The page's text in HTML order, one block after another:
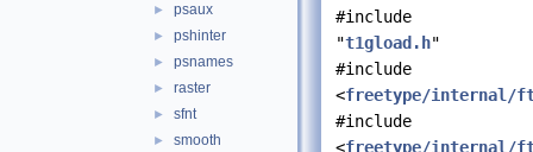
► psaux
► pshinter
► psnames
► raster
► sfnt
► smooth
#include
"t1gload.h"
#include
<freetype/internal/
#include
<freetype/internal/